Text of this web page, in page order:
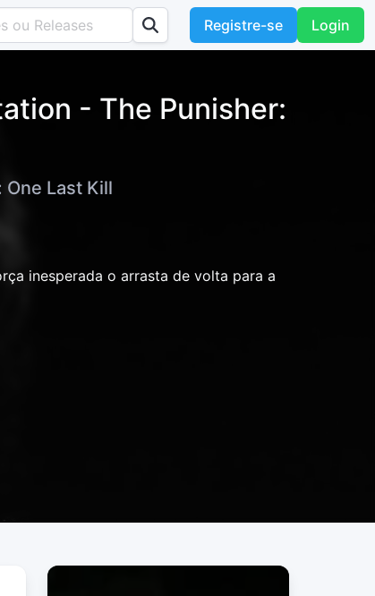
Registre-se Login
- The Punisher:
Last Kill
inesperada o arrasta de volta para a